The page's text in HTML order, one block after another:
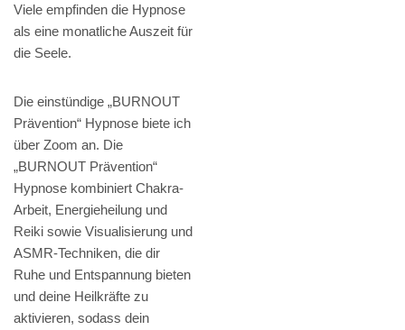
Viele empfinden die Hypnose
als eine monatliche Auszeit für
die Seele.
Die einstündige „BURNOUT
Prävention“ Hypnose biete ich
über Zoom an. Die
„BURNOUT Prävention“
Hypnose kombiniert Chakra-
Arbeit, Energieheilung und
Reiki sowie Visualisierung und
ASMR-Techniken, die dir
Ruhe und Entspannung bieten
und deine Heilkräfte zu
aktivieren, sodass dein